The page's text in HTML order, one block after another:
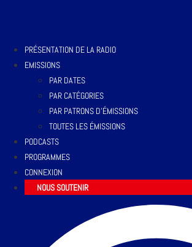
PRÉSENTATION DE LA RADIO
EMISSIONS
PAR DATES
PAR CATÉGORIES
PAR PATRONS D’ÉMISSIONS
TOUTES LES ÉMISSIONS
PODCASTS
PROGRAMMES
CONNEXION
NOUS SOUTENIR